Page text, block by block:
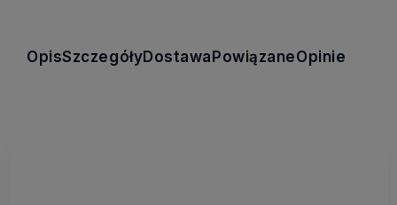
OpisSzczegółyDostawaPowiązaneOpinie